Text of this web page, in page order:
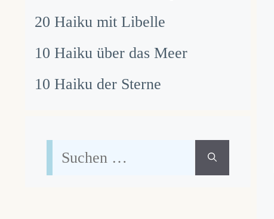
20 Haiku mit Libelle
10 Haiku über das Meer
10 Haiku der Sterne
Suchen
nach: